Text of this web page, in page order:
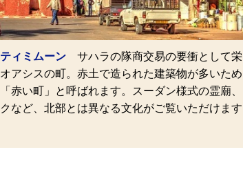
ティミムーン サハラの隊商交易の要衝として
オアシスの町。赤土で造られた建築物が多いため
「赤い町」と呼ばれます。スーダン様式の霊廟
クなど、北部とは異なる文化がご覧いただけます